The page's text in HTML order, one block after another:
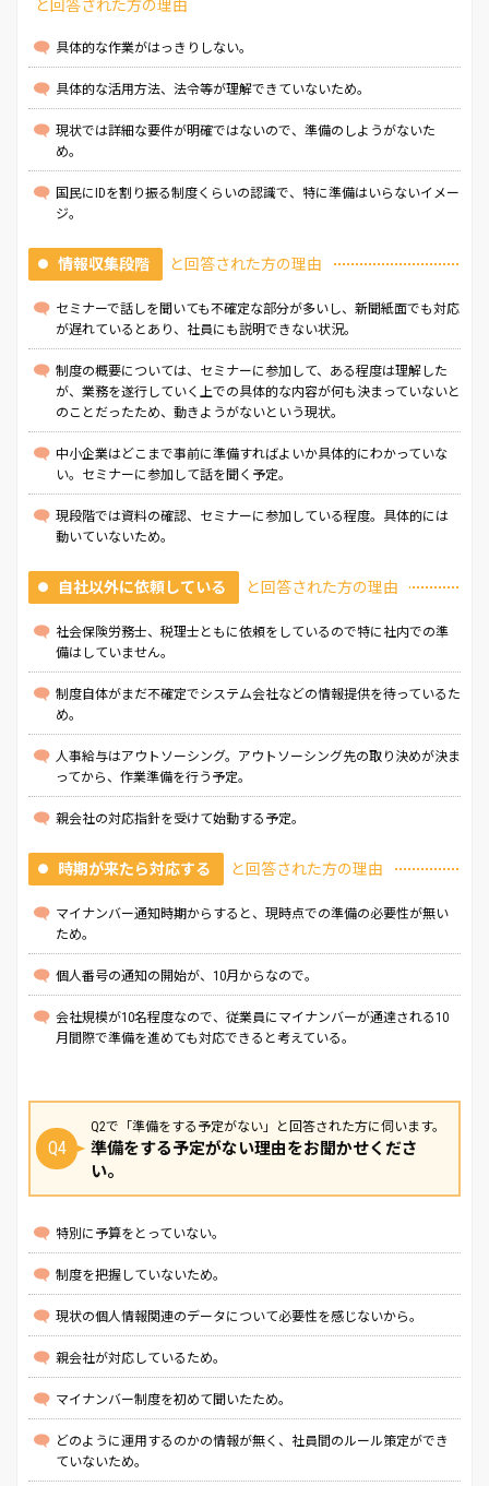
と回答された方の理由
具体的な作業がはっきりしない。
具体的な活用方法、法令等が理解できていないため。
現状では詳細な要件が明確ではないので、準備のしようがないた
め。
国民にIDを割り振る制度くらいの認識で、特に準備はいらないイメー
ジ。
情報収集段階 と回答された方の理由
セミナーで話しを聞いても不確定な部分が多いし、新聞紙面でも対応
が遅れているとあり、社員にも説明できない状況。
制度の概要については、セミナーに参加して、ある程度は理解した
が、業務を遂行していく上での具体的な内容が何も決まっていないと
のことだったため、動きようがないという現状。
中小企業はどこまで事前に準備すればよいか具体的にわかっていな
い。セミナーに参加して話を聞く予定。
現段階では資料の確認、セミナーに参加している程度。具体的には
動いていないため。
自社以外に依頼している と回答された方の理由
社会保険労務士、税理士ともに依頼をしているので特に社内での準
備はしていません。
制度自体がまだ不確定でシステム会社などの情報提供を待っているた
め。
人事給与はアウトソーシング。アウトソーシング先の取り決めが決ま
ってから、作業準備を行う予定。
親会社の対応指針を受けて始動する予定。
時期が来たら対応する と回答された方の理由
マイナンバー通知時期からすると、現時点での準備の必要性が無い
ため。
個人番号の通知の開始が、10月からなので。
会社規模が10名程度なので、従業員にマイナンバーが通達される10
月間際で準備を進めても対応できると考えている。
Q4
Q2で「準備をする予定がない」と回答された方に伺います。
準備をする予定がない理由をお聞かせくださ
い。
特別に予算をとっていない。
制度を把握していないため。
現状の個人情報関連のデータについて必要性を感じないから。
親会社が対応しているため。
マイナンバー制度を初めて聞いたため。
どのように運用するのかの情報が無く、社員間のルール策定ができ
ていないため。